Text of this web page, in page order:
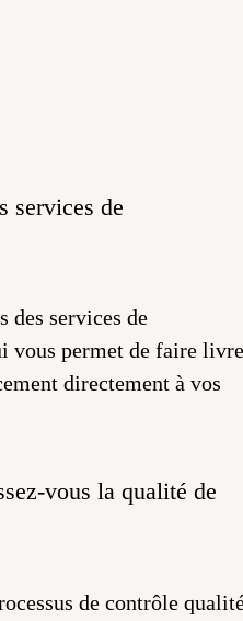
services de
des services de
vous permet de faire
directement à vos
vous la qualité de
de contrôle